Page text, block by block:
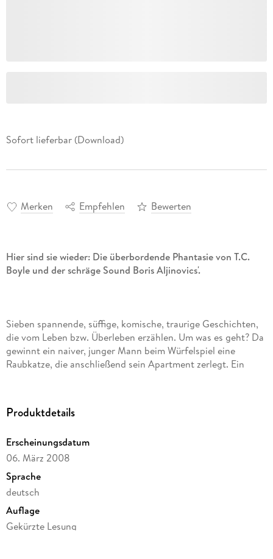
Sofort lieferbar (Download)
Merken Empfehlen Bewerten
Hier sind sie wieder: Die überbordende Phantasie von T.C.
Boyle und der schräge Sound Boris Aljinovics'.
Sieben spannende, süffige, komische, traurige Geschichten,
die vom Leben bzw. Überleben erzählen. Um was es geht? Da
gewinnt ein naiver, junger Mann beim Würfelspiel eine
Raubkatze, die anschließend sein Apartment zerlegt. Ein
findet. Und, und, und .
Mörder", "Vom raschen Aussterben der Tiere", "Jubilation",
Produktdetails
Erscheinungsdatum
06. März 2008
Sprache
deutsch
Auflage
Gekürzte Lesung